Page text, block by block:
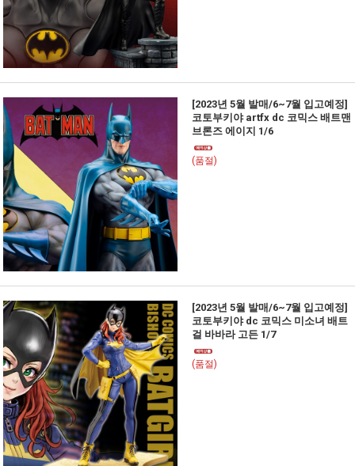
[2023년 5월 발매/6~7월 입고예정]
코토부키야 artfx dc 코믹스 배트맨
브론즈 에이지 1/6
(품절)
[2023년 5월 발매/6~7월 입고예정]
코토부키야 dc 코믹스 미소녀 배트
걸 바바라 고든 1/7
(품절)